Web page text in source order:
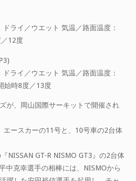
ライ／ウエット 気温／路面温度：
12度
ライ／ウエット 気温／路面温度：
始時8度／13度
が、岡山国際サーキットで開催され
エースカーの11号と、10号車の2台体
NISSAN GT-R NISMO GT3』の2台体
中克幸選手の相棒には、NISMOから